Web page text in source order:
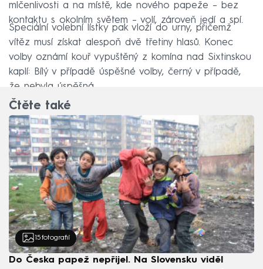
mlčenlivosti a na místě, kde nového papeže – bez
kontaktu s okolním světem – volí, zároveň jedí a spí.
Speciální volební lístky pak vloží do urny, přičemž
vítěz musí získat alespoň dvě třetiny hlasů. Konec
volby oznámí kouř vypuštěný z komína nad Sixtinskou
kaplí: Bílý v případě úspěšné volby, černý v případě,
že nebyla úspěšná.
Čtěte také
15 fotografií
Do Česka papež nepřijel. Na Slovensku viděl